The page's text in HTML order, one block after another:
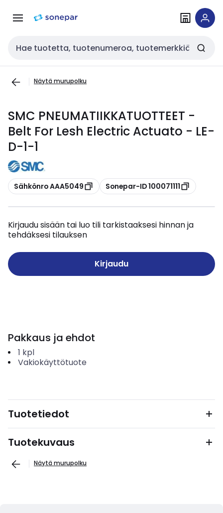
navigointiinsisältöön
Haku
Näytä murupolku
SMC PNEUMATIIKKATUOTTEET -
Belt For Lesh Electric Actuato - LE-
D-1-1
Kopioi
Sähkönro AAA5049 Kopioi
Sonepar-ID 100071111
Kirjaudu sisään tai luo tili tarkistaaksesi hinnan ja
tehdäksesi tilauksen
Kirjaudu
Pakkaus ja ehdot
1 kpl
Vakiokäyttötuote
Tuotetiedot
Tuotekuvaus
Näytä murupolku